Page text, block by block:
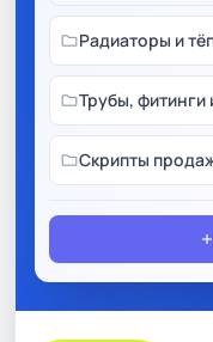
folderРадиаторы и
folderТрубы, фитинги
folderСкрипты
add